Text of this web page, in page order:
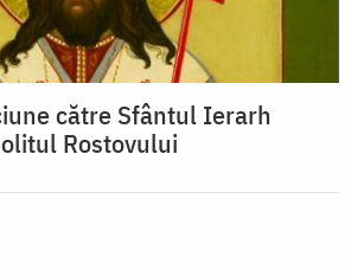
către Sfântul Ierarh
Rostovului